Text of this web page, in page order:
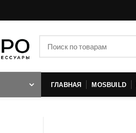
ГЛАВНАЯ MOSBUILD